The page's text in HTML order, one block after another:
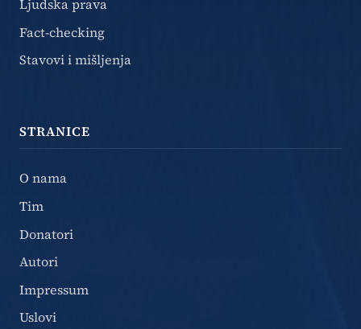
Ljudska prava
Fact-checking
Stavovi i mišljenja
STRANICE
O nama
Tim
Donatori
Autori
Impressum
Uslovi